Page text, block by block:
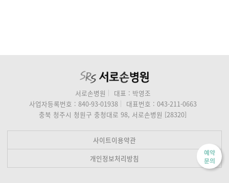
예약
문의
서로손병원
대표 : 박영조
사업자등록번호 : 840-93-01938
대표번호 : 043-211-0663
충북 청주시 청원구 충청대로 98, 서로손병원 [28320]
사이트이용약관
개인정보처리방침